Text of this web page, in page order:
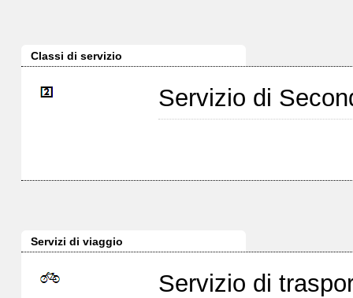
Classi di servizio
Servizio di
Servizi di viaggio
Servizio di